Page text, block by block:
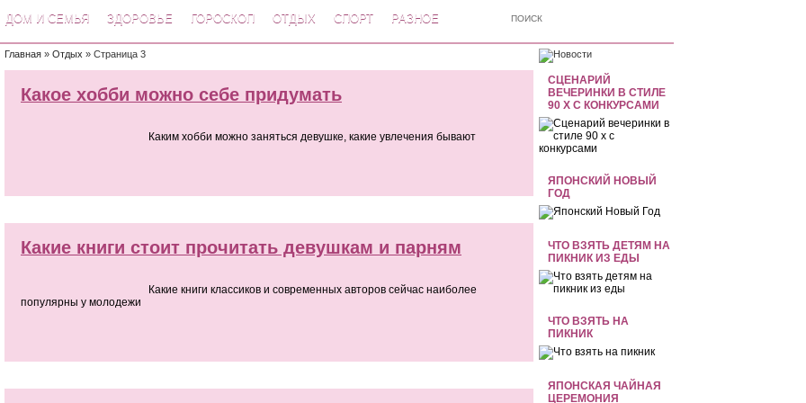
ДОМ И СЕМЬЯ ЗДОРОВЬЕ ГОРОСКОП ОТДЫХ СПОРТ РАЗНОЕ
СЦЕНАРИЙ
ВЕЧЕРИНКИ В СТИЛЕ
90 Х С КОНКУРСАМИ
ЯПОНСКИЙ НОВЫЙ
ГОД
ЧТО ВЗЯТЬ ДЕТЯМ НА
ПИКНИК ИЗ ЕДЫ
ЧТО ВЗЯТЬ НА
ПИКНИК
ЯПОНСКАЯ ЧАЙНАЯ
ЦЕРЕМОНИЯ
Главная » Отдых » Страница 3
Какое хобби можно себе придумать
Каким хобби можно заняться девушке, какие увлечения бывают
Какие книги стоит прочитать девушкам и парням
Какие книги классиков и современных авторов сейчас наиболее
популярны у молодежи